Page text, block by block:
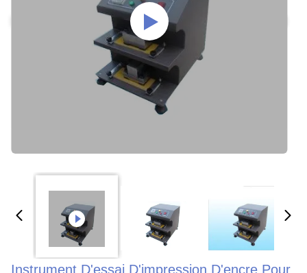
Instrument D'essai D'impression D'encre Pour